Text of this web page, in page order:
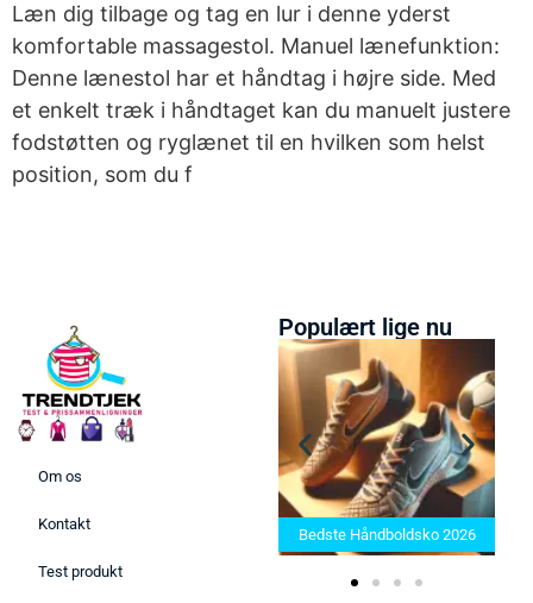
Læn dig tilbage og tag en lur i denne yderst
komfortable massagestol. Manuel lænefunktion:
Denne lænestol har et håndtag i højre side. Med
et enkelt træk i håndtaget kan du manuelt justere
fodstøtten og ryglænet til en hvilken som helst
position, som du f
Om os
Kontakt
Test produkt
Populært lige nu
Bedste Saunatæppe 2025 –
Find de bedste produkter her!
Bedste Håndboldsko 2026